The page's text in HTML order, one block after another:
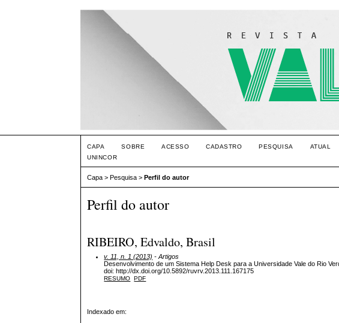
CAPA SOBRE ACESSO CADASTRO PESQUISA ATUAL
UNINCOR
Capa >Pesquisa >Perfil do autor
Perfil do autor
RIBEIRO, Edvaldo, Brasil
v. 11, n. 1 (2013) - Artigos
Desenvolvimento de um Sistema Help Desk para a Universidade Vale do Rio
doi: http://dx.doi.org/10.5892/ruvrv.2013.111.167175
RESUMO PDF
Indexado em: